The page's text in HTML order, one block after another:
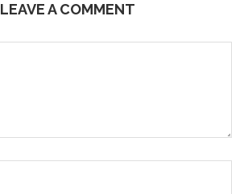
LEAVE A COMMENT